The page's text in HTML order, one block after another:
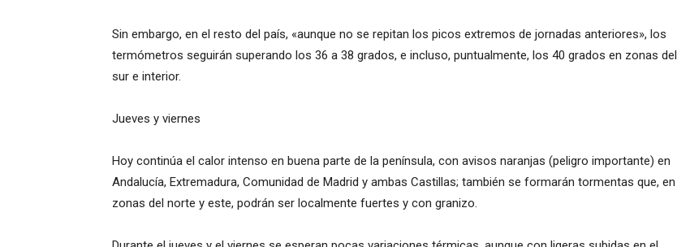
Sin embargo, en el resto del país, «aunque no se repitan los picos extremos de jornadas anteriores», los
termómetros seguirán superando los 36 a 38 grados, e incluso, puntualmente, los 40 grados en zonas del
sur e interior.
Jueves y viernes
Hoy continúa el calor intenso en buena parte de la península, con avisos naranjas (peligro importante) en
Andalucía, Extremadura, Comunidad de Madrid y ambas Castillas; también se formarán tormentas que, en
zonas del norte y este, podrán ser localmente fuertes y con granizo.